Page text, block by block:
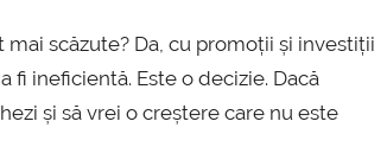
scăzute? Da, cu promoții și investiții
ineficientă. Este o decizie. Dacă
și să vrei o creștere care nu este